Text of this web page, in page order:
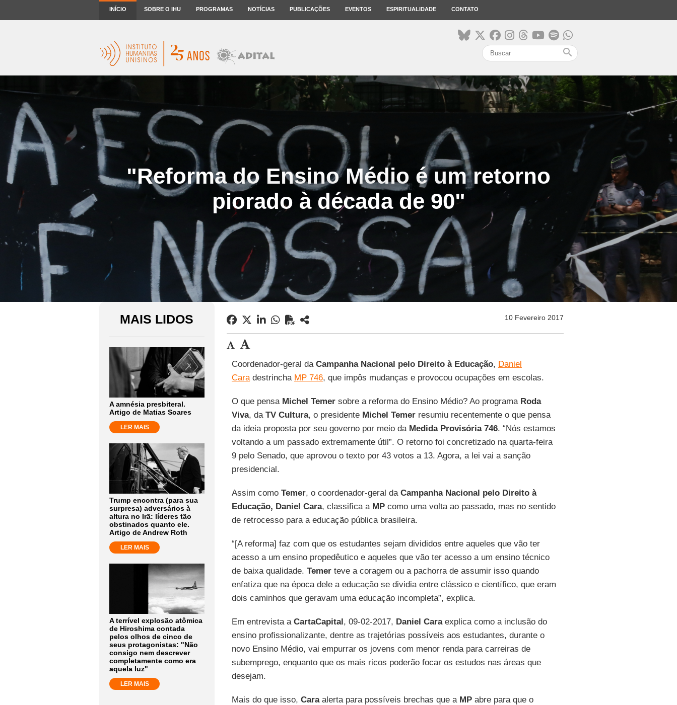
INÍCIO SOBRE O IHU PROGRAMAS NOTÍCIAS PUBLICAÇÕES EVENTOS ESPIRITUALIDADE CONTATO
search
"Reforma do Ensino Médio é um retorno
piorado à década de 90"
MAIS LIDOS
A amnésia presbiteral.
Artigo de Matias Soares
LER MAIS
Trump encontra (para sua
surpresa) adversários à
altura no Irã: líderes tão
obstinados quanto ele.
Artigo de Andrew Roth
LER MAIS
A terrível explosão atômica
de Hiroshima contada
pelos olhos de cinco de
seus protagonistas: "Não
consigo nem descrever
completamente como era
aquela luz"
LER MAIS
10 Fevereiro 2017
Coordenador-geral da Campanha Nacional pelo Direito à Educação, Daniel
Caradestrincha MP 746, que impôs mudanças e provocou ocupações em escolas.
O que pensa Michel Temersobre a reforma do Ensino Médio? Ao programa Roda
Viva, da TV Cultura, o presidente Michel Temerresumiu recentemente o que pensa
da ideia proposta por seu governo por meio da Medida Provisória 746. “Nós estamos
voltando a um passado extremamente útil”. O retorno foi concretizado na quarta-feira
9 pelo Senado, que aprovou o texto por 43 votos a 13. Agora, a lei vai a sanção
presidencial.
Assim como Temer, o coordenador-geral da Campanha Nacional pelo Direito à
Educação, Daniel Cara, classifica a MPcomo uma volta ao passado, mas no sentido
de retrocesso para a educação pública brasileira.
“[A reforma] faz com que os estudantes sejam divididos entre aqueles que vão ter
acesso a um ensino propedêutico e aqueles que vão ter acesso a um ensino técnico
de baixa qualidade. Temerteve a coragem ou a pachorra de assumir isso quando
enfatiza que na época dele a educação se dividia entre clássico e científico, que eram
dois caminhos que geravam uma educação incompleta”, explica.
Em entrevista a CartaCapital, 09-02-2017, Daniel Caraexplica como a inclusão do
ensino profissionalizante, dentre as trajetórias possíveis aos estudantes, durante o
novo Ensino Médio, vai empurrar os jovens com menor renda para carreiras de
subemprego, enquanto que os mais ricos poderão focar os estudos nas áreas que
desejam.
Mais do que isso, Caraalerta para possíveis brechas que a MPabre para que o